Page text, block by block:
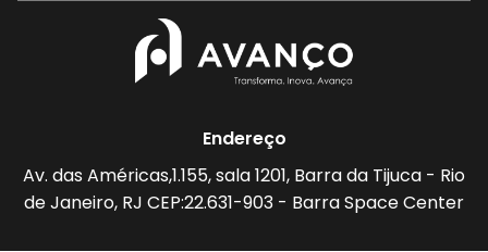
Endereço
Av. das Américas,1.155, sala 1201, Barra da Tijuca - Rio
de Janeiro, RJ CEP:22.631-903 - Barra Space Center